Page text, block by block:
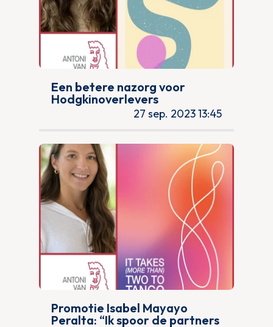
Een betere nazorg voor
Hodgkinoverlevers
27 sep. 2023 13:45
Promotie Isabel Mayayo
Peralta: “Ik spoor de partners